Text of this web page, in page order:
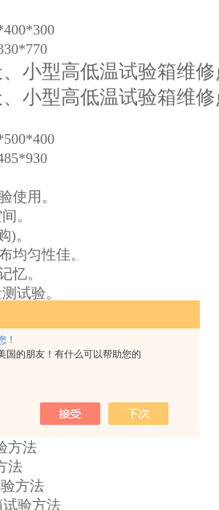
！
国的朋友！有什么可以帮助您的
小型高低温试验箱维修
小型高低温试验箱维修
使用。
。
)。
均匀性佳。
忆。
试验。
件
件
件
方法
验方法
方法
法
方法
验方法